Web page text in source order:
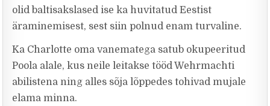
olid baltisakslased ise ka huvitatud Eestist
äraminemisest, sest siin polnud enam turvaline.
Ka Charlotte oma vanematega satub okupeeritud
Poola alale, kus neile leitakse tööd Wehrmachti
abilistena ning alles sõja lõppedes tohivad mujale
elama minna.